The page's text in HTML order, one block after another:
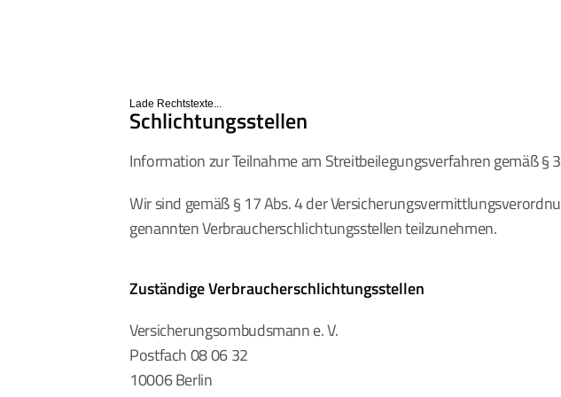
Lade Rechtstexte...
Schlichtungsstellen
Information zur Teilnahme am Streitbeilegungsverfahren gemäß §
Wir sind gemäß § 17 Abs. 4 der
genannten Verbraucherschlichtungsstellen teilzunehmen.
Zuständige Verbraucherschlichtungsstellen
Versicherungsombudsmann e. V.
Postfach 08 06 32
10006 Berlin